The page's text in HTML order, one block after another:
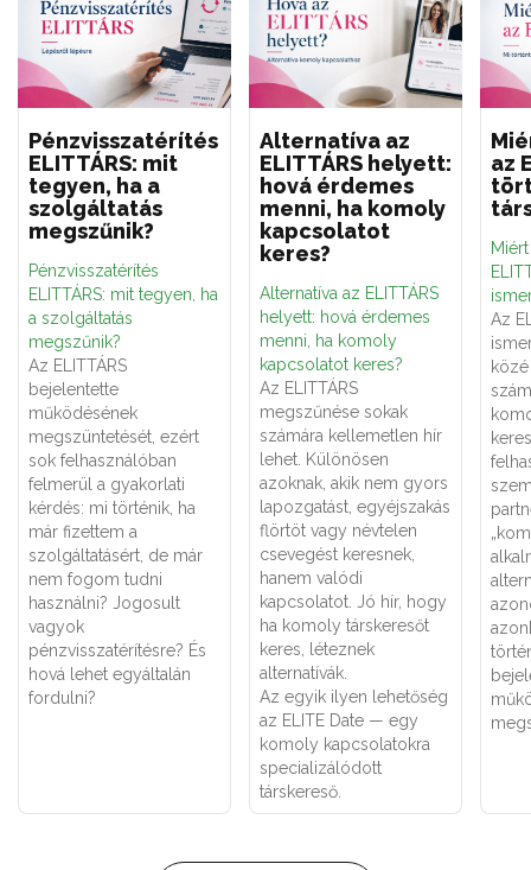
Pénzvisszatérítés
ELITTÁRS: mit
tegyen, ha a
szolgáltatás
megszűnik?
Pénzvisszatérítés
ELITTÁRS: mit tegyen, ha
a szolgáltatás
megszűnik?
Az ELITTÁRS
bejelentette
működésének
megszüntetését, ezért
sok felhasználóban
felmerül a gyakorlati
kérdés: mi történik, ha
már fizettem a
szolgáltatásért, de már
nem fogom tudni
használni? Jogosult
vagyok
pénzvisszatérítésre? És
hová lehet egyáltalán
fordulni?
Alternatíva az
ELITTÁRS helyett:
hová érdemes
menni, ha komoly
kapcsolatot
keres?
Alternatíva az ELITTÁRS
helyett: hová érdemes
menni, ha komoly
kapcsolatot keres?
Az ELITTÁRS
megszűnése sokak
számára kellemetlen hír
lehet. Különösen
azoknak, akik nem gyors
lapozgatást, egyéjszakás
flörtöt vagy névtelen
csevegést keresnek,
hanem valódi
kapcsolatot. Jó hír, hogy
ha komoly társkeresőt
keres, léteznek
alternatívák.
Az egyik ilyen lehetőség
az ELITE Date — egy
komoly kapcsolatokra
specializálódott
társkereső.
az
Az